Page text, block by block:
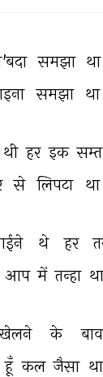
समझा था
समझा था
थी हर इक सम्त
से लिपटा था
थे हर
आप में तन्हा
के
हूँ कल जैसा था